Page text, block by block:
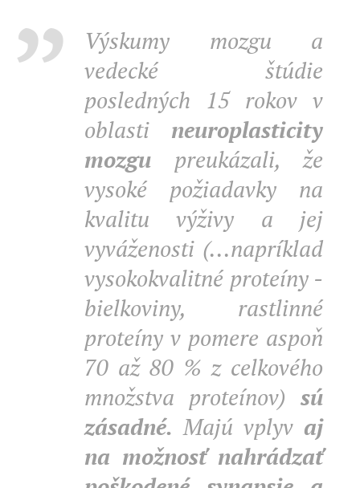
Výskumy mozgu a
vedecké štúdie
posledných 15 rokov v
oblasti neuroplasticity
mozgu preukázali, že
vysoké požiadavky na
kvalitu výživy a jej
vyváženosti (...napríklad
vysokokvalitné proteíny -
bielkoviny, rastlinné
proteíny v pomere aspoň
70 až 80 % z celkového
množstva proteínov) sú
zásadné. Majú vplyv aj
na možnosť nahrádzať